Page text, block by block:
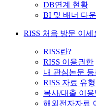
DB연계 현황
BI 및 배너 다
RISS 처음 방문 이세
RISS란?
RISS 이용권한
내 관심논문 등
RISS 자료 유
복사/대출 이용
해외전자자료